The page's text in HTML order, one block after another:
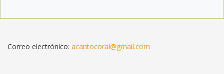
Correo electrónico: acantocoral@gmail.com